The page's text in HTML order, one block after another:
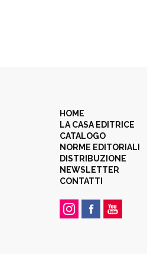
HOME
LA CASA EDITRICE
CATALOGO
NORME EDITORIALI
DISTRIBUZIONE
NEWSLETTER
CONTATTI